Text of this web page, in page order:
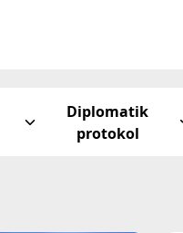
Diplomatik
protokol